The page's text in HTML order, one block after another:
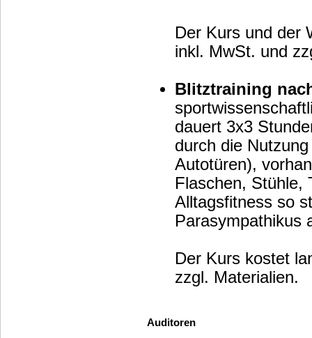
Der Kurs und der
inkl. MwSt. und
Blitztraining
dauert 3x3
durch die
Autotüren),
Flaschen, Stühle,
Alltagsfitness so
Parasympathikus
Der Kurs kostet
zzgl. Materialien.
Auditoren